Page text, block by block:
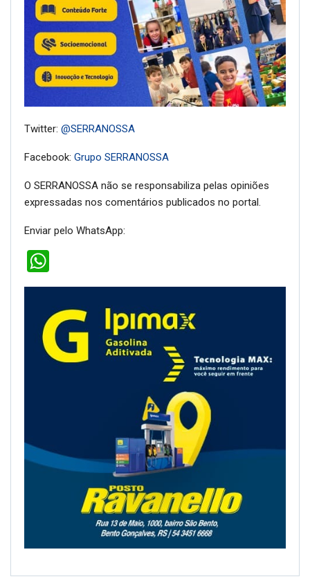
Twitter: @SERRANOSSA
Facebook: Grupo SERRANOSSA
O SERRANOSSA não se responsabiliza pelas opiniões
expressadas nos comentários publicados no portal.
Enviar pelo WhatsApp: